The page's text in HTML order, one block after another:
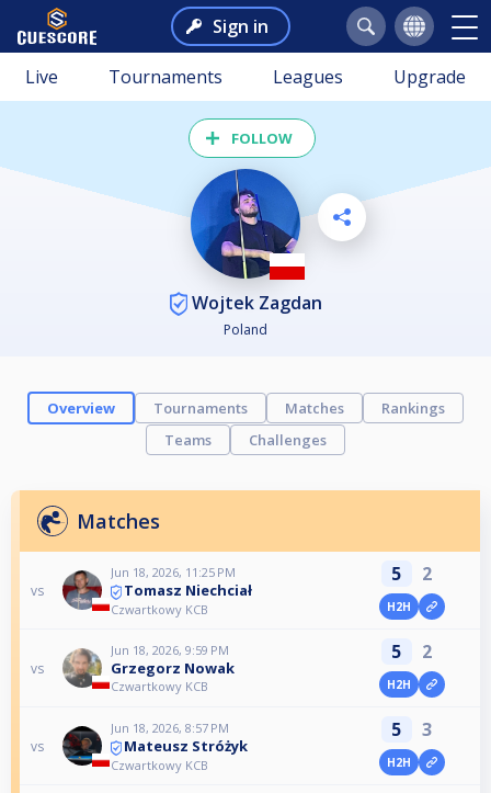
Sign in
Live Tournaments Leagues Upgrade
FOLLOW
Wojtek Zagdan
Poland
Overview Tournaments Matches
Rankings
Teams
Challenges
Matches
vs
Jun 18, 2026, 11:25 PM
Tomasz Niechciał
Czwartkowy KCB
5 2
H2H
vs
Jun 18, 2026, 9:59 PM
Grzegorz Nowak
Czwartkowy KCB
5 2
H2H
vs
Jun 18, 2026, 8:57 PM
Mateusz Stróżyk
Czwartkowy KCB
5 3
H2H